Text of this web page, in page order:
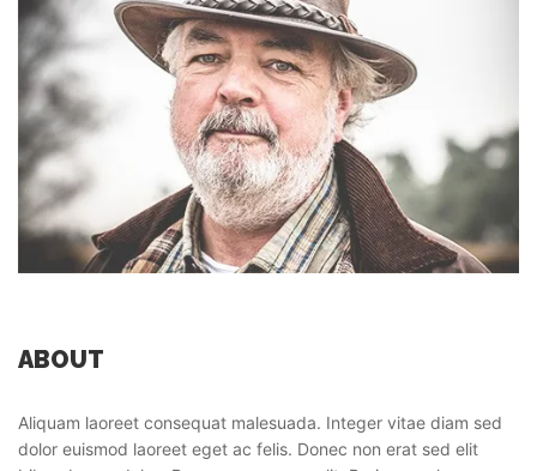
ABOUT
Aliquam laoreet consequat malesuada. Integer vitae diam sed
dolor euismod laoreet eget ac felis. Donec non erat sed elit